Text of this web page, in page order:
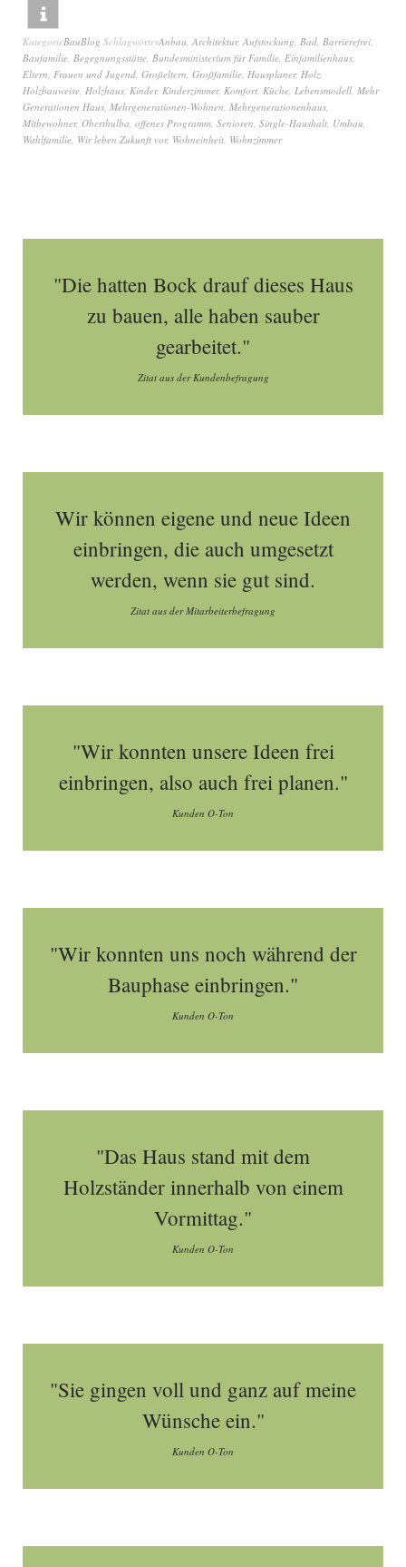
KategorieBauBlog SchlagwörterAnbau, Architektur, Aufstockung, Bad, Barrierefrei,
Baufamilie, Begegnungsstätte, Bundesministerium für Familie, Einfamilienhaus,
Eltern, Frauen und Jugend, Großeltern, Großfamilie, Hausplaner, Holz,
Holzbauweise, Holzhaus, Kinder, Kinderzimmer, Komfort, Küche, Lebensmodell, Mehr
Generationen Haus, Mehrgenerationen-Wohnen, Mehrgenerationenhaus,
Mitbewohner, Oberthulba, offenes Programm, Senioren, Single-Haushalt, Umbau,
Wahlfamilie, Wir leben Zukunft vor, Wohneinheit, Wohnzimmer
"Die hatten Bock drauf dieses Haus
zu bauen, alle haben sauber
gearbeitet."
Zitat aus der Kundenbefragung
Wir können eigene und neue Ideen
einbringen, die auch umgesetzt
werden, wenn sie gut sind.
Zitat aus der Mitarbeiterbefragung
"Wir konnten unsere Ideen frei
einbringen, also auch frei planen."
Kunden O-Ton
"Wir konnten uns noch während der
Bauphase einbringen."
Kunden O-Ton
"Das Haus stand mit dem
Holzständer innerhalb von einem
Vormittag."
Kunden O-Ton
"Sie gingen voll und ganz auf meine
Wünsche ein."
Kunden O-Ton